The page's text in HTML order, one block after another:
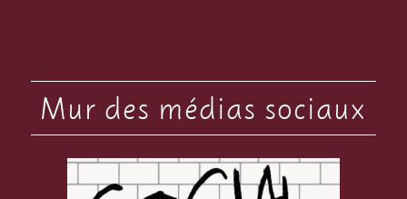
Mur des médias sociaux